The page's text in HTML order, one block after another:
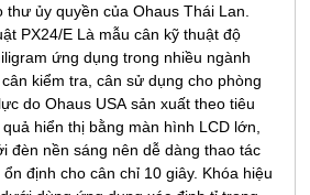
thư ủy quyền của Ohaus Thái Lan.
PX24/E Là mẫu cân kỹ thuật độ
ứng dụng trong nhiều ngành
kiểm tra, cân sử dụng cho phòng
do Ohaus USA sản xuất theo tiêu
hiển thị bằng màn hình LCD lớn,
đèn nền sáng nên dễ dàng thao tác
định cho cân chỉ 10 giây. Khóa hiệu